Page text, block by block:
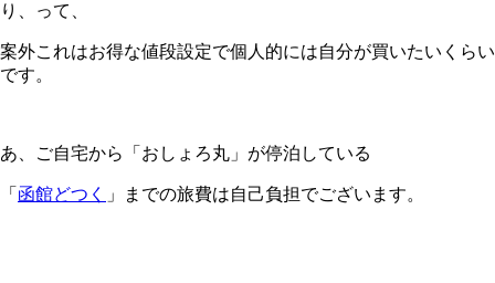
り、って、
案外これはお得な値段設定で個人的には自分が買いたいくらい
です。
あ、ご自宅から「おしょろ丸」が停泊している
「 函館どつく 」までの旅費は自己負担でございます。